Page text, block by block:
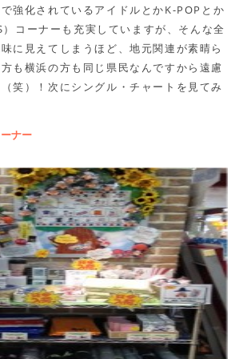
強化されているアイドルとかK-POPとか
コーナーも充実していますが、そんな全
に見えてしまうほど、地元関連が素晴ら
も横浜の方も同じ県民なんですから遠慮
笑）！次にシングル・チャートを見てみ